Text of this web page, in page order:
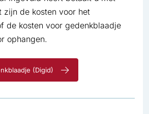
zijn de kosten voor het
de kosten voor gedenkblaadje
ophangen.
(Digid)